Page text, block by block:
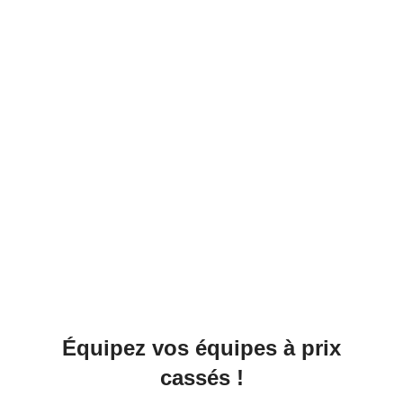
Équipez vos équipes à prix
cassés !